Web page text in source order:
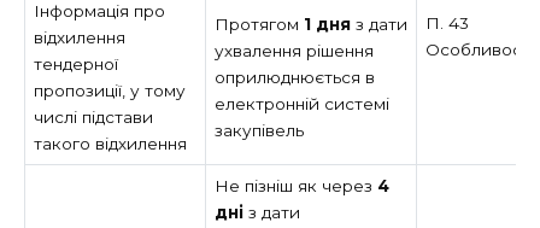
Інформація про
відхилення
тендерної
пропозиції, у тому
числі підстави
такого відхилення
Протягом 1 дня з дати
ухвалення рішення
оприлюднюється в
електронній системі
закупівель
П. 43
Не пізніш як через 4
дні з дати